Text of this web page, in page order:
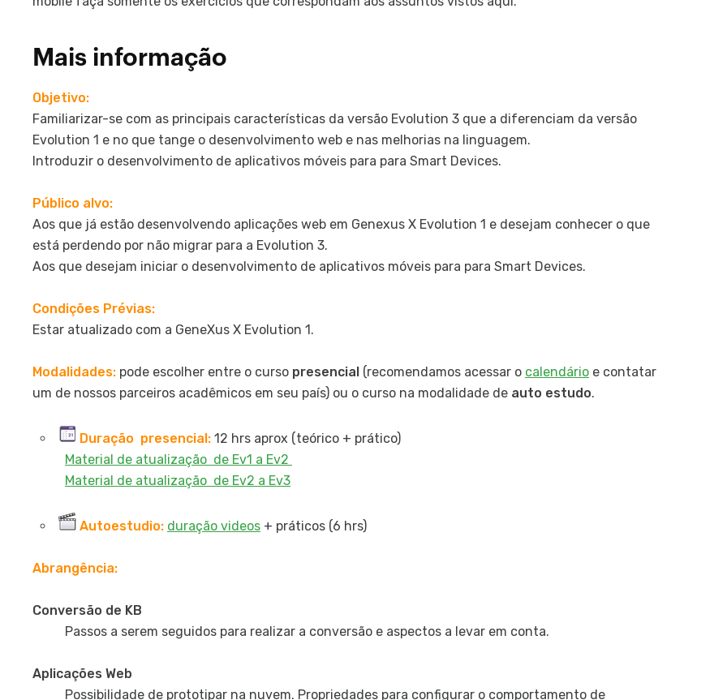
Mais informação
Objetivo:
Familiarizar-se com as principais características da versão Evolution 3 que a diferenciam da versão
Evolution 1 e no que tange o desenvolvimento web e nas melhorias na linguagem.
Introduzir o desenvolvimento de aplicativos móveis para para Smart Devices.
Público alvo:
Aos que já estão desenvolvendo aplicações web em Genexus X Evolution 1 e desejam conhecer o que
está perdendo por não migrar para a Evolution 3.
Aos que desejam iniciar o desenvolvimento de aplicativos móveis para para Smart Devices.
Condições Prévias:
Estar atualizado com a GeneXus X Evolution 1.
Modalidades: pode escolher entre o curso presencial (recomendamos acessar o calendário e contatar
um de nossos parceiros acadêmicos em seu país) ou o curso na modalidade de auto estudo.
Duração presencial: 12 hrs aprox (teórico + prático)
Material de atualização de Ev1 a Ev2
Material de atualização de Ev2 a Ev3
Autoestudio: duração videos + práticos (6 hrs)
Abrangência:
Conversão de KB
Passos a serem seguidos para realizar a conversão e aspectos a levar em conta.
Aplicações Web
Possibilidade de prototipar na nuvem. Propriedades para configurar o comportamento de